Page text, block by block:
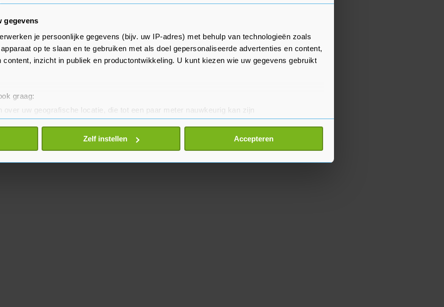
gegevens
je persoonlijke gegevens (bijv. uw IP-adres) met behulp van technologieën zoals
op te slaan en te gebruiken met als doel gepersonaliseerde advertenties en content,
content, inzicht in publiek en productontwikkeling. U kunt kiezen wie uw gegevens gebruikt
graag:
over uw geografische locatie, die tot een paar meter nauwkeurig kan zijn
door het actief te scannen op specifieke eigenschappen (fingerprinting)
gegevens worden verwerkt en stel uw voorkeuren in het
detailgedeelte
of intrekken in de Cookieverklaring.
Zelf instellen Accepteren
meer laten weten over het